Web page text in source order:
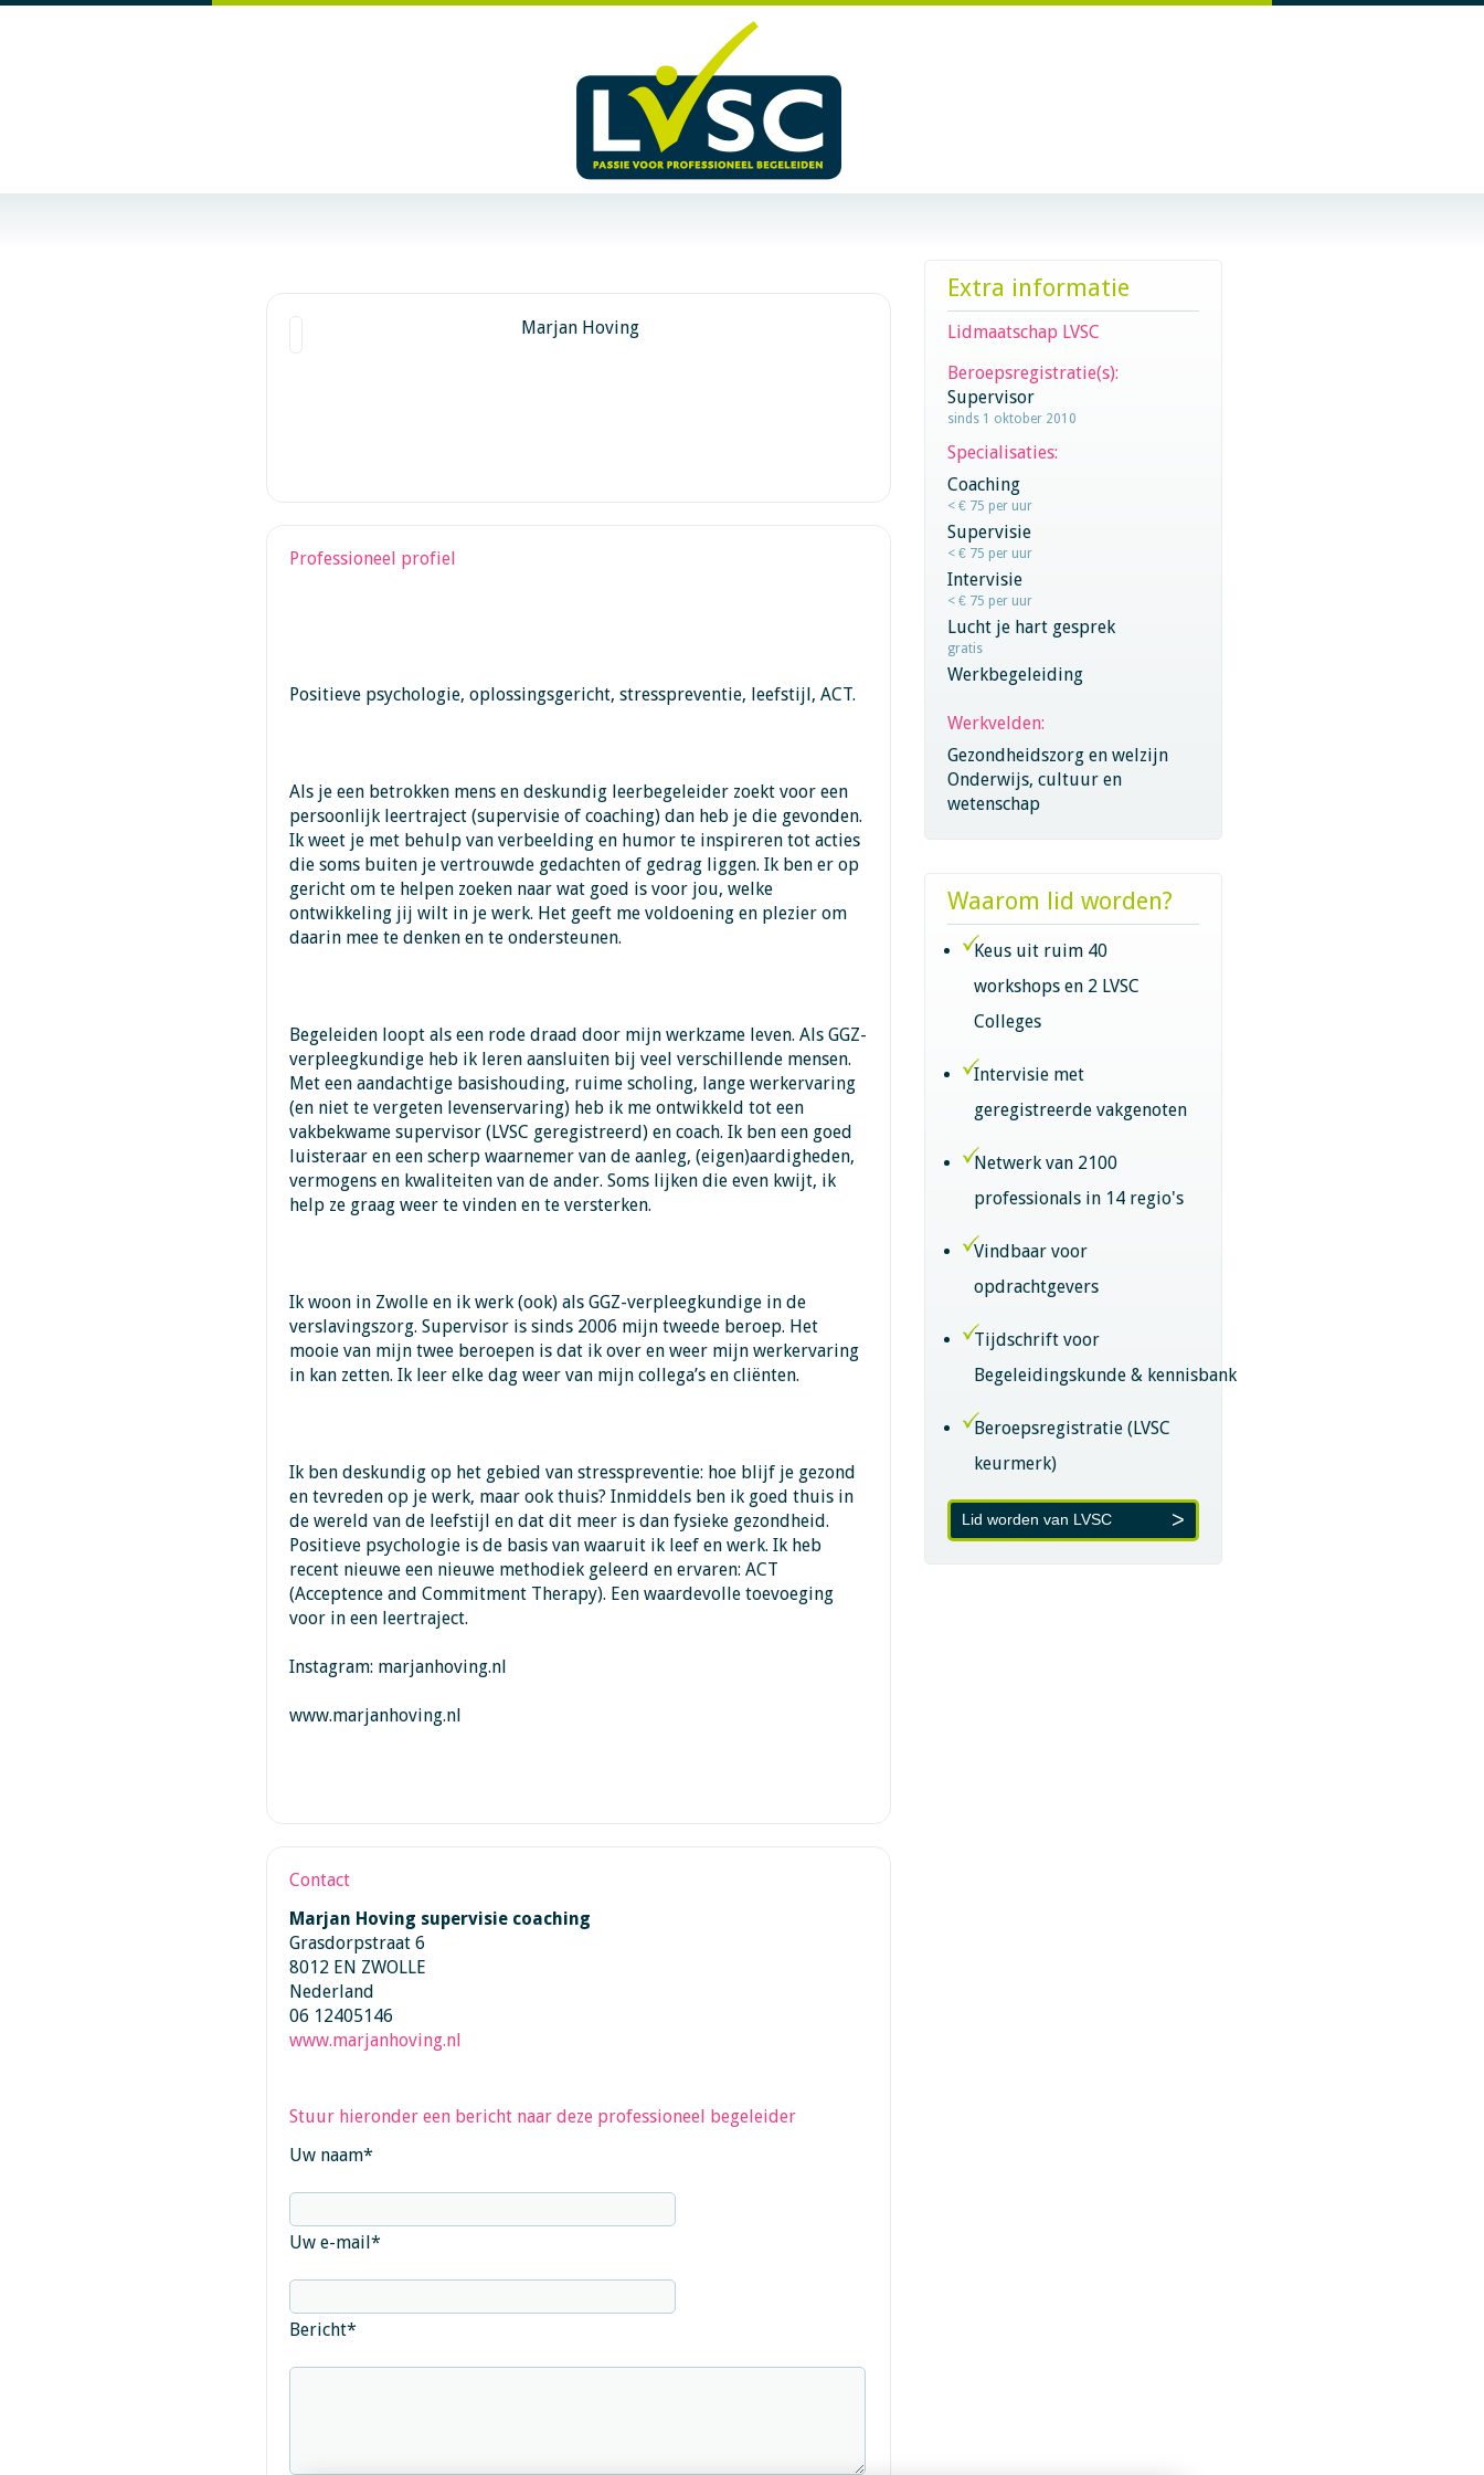
Marjan Hoving
Professioneel profiel
Positieve psychologie, oplossingsgericht, stresspreventie, leefstijl, ACT.
Als je een betrokken mens en deskundig leerbegeleider zoekt voor een
persoonlijk leertraject (supervisie of coaching) dan heb je die gevonden.
Ik weet je met behulp van verbeelding en humor te inspireren tot acties
die soms buiten je vertrouwde gedachten of gedrag liggen. Ik ben er op
gericht om te helpen zoeken naar wat goed is voor jou, welke
ontwikkeling jij wilt in je werk. Het geeft me voldoening en plezier om
daarin mee te denken en te ondersteunen.
Begeleiden loopt als een rode draad door mijn werkzame leven. Als GGZ-
verpleegkundige heb ik leren aansluiten bij veel verschillende mensen.
Met een aandachtige basishouding, ruime scholing, lange werkervaring
(en niet te vergeten levenservaring) heb ik me ontwikkeld tot een
vakbekwame supervisor (LVSC geregistreerd) en coach. Ik ben een goed
luisteraar en een scherp waarnemer van de aanleg, (eigen)aardigheden,
vermogens en kwaliteiten van de ander. Soms lijken die even kwijt, ik
help ze graag weer te vinden en te versterken.
Ik woon in Zwolle en ik werk (ook) als GGZ-verpleegkundige in de
verslavingszorg. Supervisor is sinds 2006 mijn tweede beroep. Het
mooie van mijn twee beroepen is dat ik over en weer mijn werkervaring
in kan zetten. Ik leer elke dag weer van mijn collega’s en cliënten.
Ik ben deskundig op het gebied van stresspreventie: hoe blijf je gezond
en tevreden op je werk, maar ook thuis? Inmiddels ben ik goed thuis in
de wereld van de leefstijl en dat dit meer is dan fysieke gezondheid.
Positieve psychologie is de basis van waaruit ik leef en werk. Ik heb
recent nieuwe een nieuwe methodiek geleerd en ervaren: ACT
(Acceptence and Commitment Therapy). Een waardevolle toevoeging
voor in een leertraject.
Instagram: marjanhoving.nl
www.marjanhoving.nl
Contact
Marjan Hoving supervisie coaching
Grasdorpstraat 6
8012 EN ZWOLLE
Nederland
06 12405146
www.marjanhoving.nl
Stuur hieronder een bericht naar deze professioneel begeleider
Uw naam*
Uw e-mail*
Bericht*
Extra informatie
Lidmaatschap LVSC
Beroepsregistratie(s):
Supervisor
sinds 1 oktober 2010
Specialisaties:
Coaching
< € 75 per uur
Supervisie
< € 75 per uur
Intervisie
< € 75 per uur
Lucht je hart gesprek
gratis
Werkbegeleiding
Werkvelden:
Gezondheidszorg en welzijn
Onderwijs, cultuur en
wetenschap
Waarom lid worden?
Keus uit ruim 40
workshops en 2 LVSC
Colleges
Intervisie met
geregistreerde vakgenoten
Netwerk van 2100
professionals in 14 regio's
Vindbaar voor
opdrachtgevers
Tijdschrift voor
Begeleidingskunde & kennisbank
Beroepsregistratie (LVSC
keurmerk)
Lid worden van LVSC